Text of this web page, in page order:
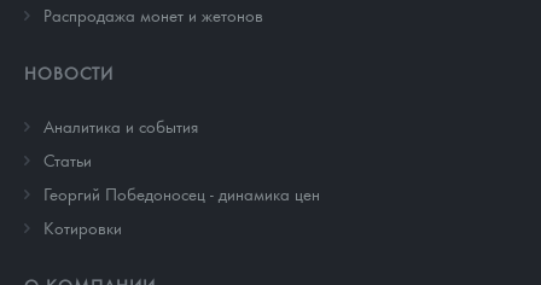
Распродажа монет и жетонов
НОВОСТИ
Аналитика и события
Cтатьи
Георгий Победоносец - динамика цен
Котировки